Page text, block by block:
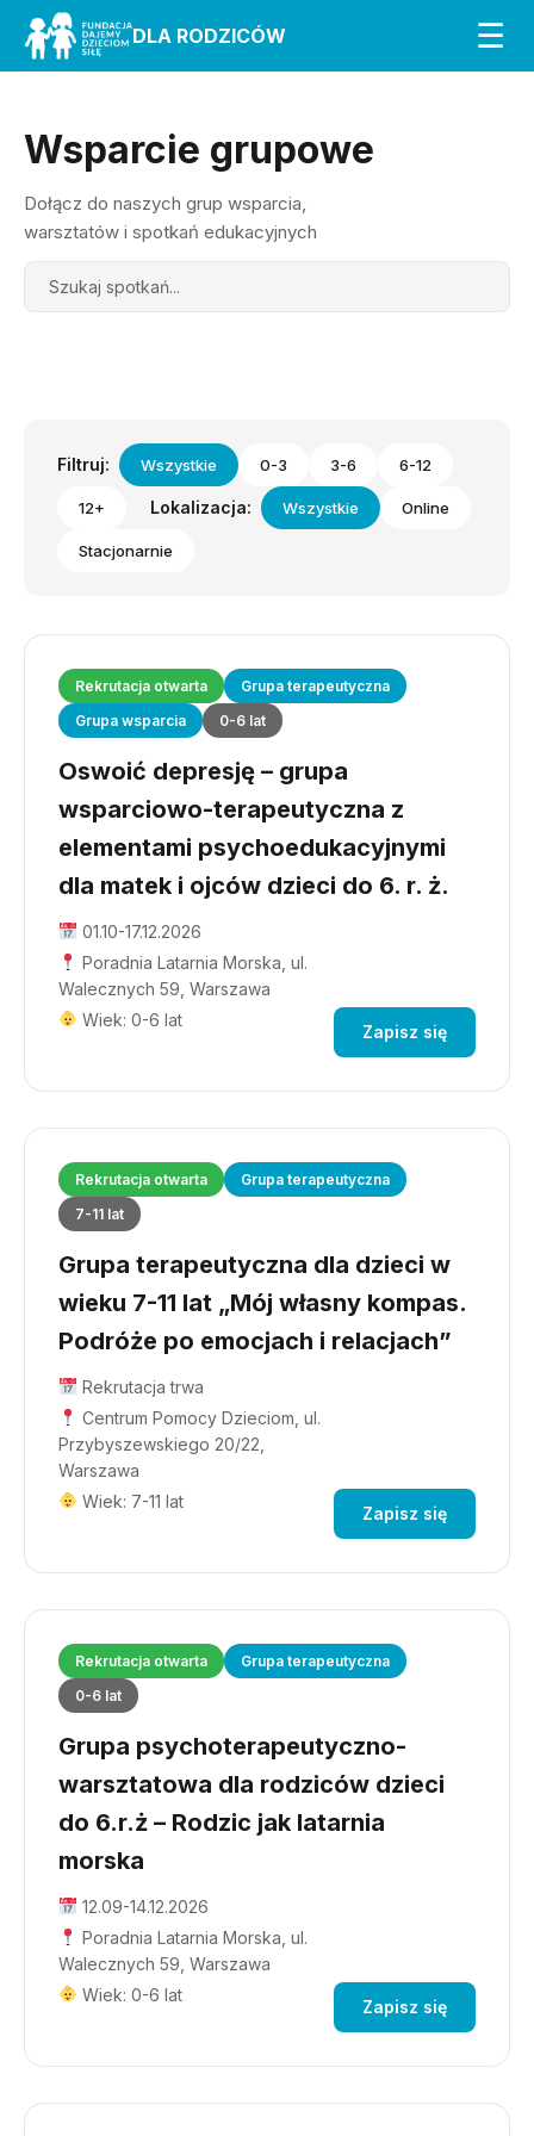
DLA RODZICÓW ☰
Wsparcie grupowe
Dołącz do naszych grup wsparcia,
warsztatów i spotkań edukacyjnych
Search
Filtruj: Wszystkie 0-3 3-6 6-12
12+ Lokalizacja: Wszystkie Online
Stacjonarnie
Rekrutacja otwarta
Grupa terapeutyczna
Grupa wsparcia
0-6 lat
Oswoić depresję – grupa
wsparciowo-terapeutyczna z
elementami psychoedukacyjnymi
dla matek i ojców dzieci do 6. r. ż.
01.10-17.12.2026
Poradnia Latarnia Morska, ul.
Walecznych 59, Warszawa
Wiek: 0-6 lat
Zapisz się
Rekrutacja otwarta
Grupa terapeutyczna
7-11 lat
Grupa terapeutyczna dla dzieci w
wieku 7-11 lat „Mój własny kompas.
Podróże po emocjach i relacjach”
Rekrutacja trwa
Centrum Pomocy Dzieciom, ul.
Przybyszewskiego 20/22,
Warszawa
Wiek: 7-11 lat
Zapisz się
Rekrutacja otwarta
Grupa terapeutyczna
0-6 lat
Grupa psychoterapeutyczno-
warsztatowa dla rodziców dzieci
do 6.r.ż – Rodzic jak latarnia
morska
12.09-14.12.2026
Poradnia Latarnia Morska, ul.
Walecznych 59, Warszawa
Wiek: 0-6 lat
Zapisz się